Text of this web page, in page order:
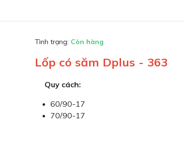
Tình trạng: Còn hàng
Lốp có săm Dplus - 363
Quy cách:
60/90-17
70/90-17